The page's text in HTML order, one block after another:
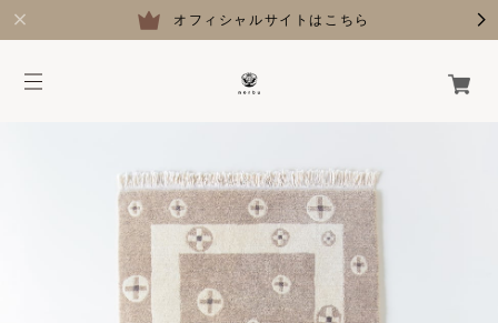
オフィシャルサイトはこちら